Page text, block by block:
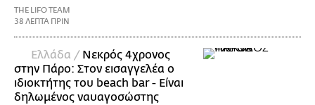
THE LIFO TEAM
38 ΛΕΠΤΑ ΠΡΙΝ
Ελλάδα / Νεκρός 4χρονος
στην Πάρο: Στον εισαγγελέα ο
ιδιοκτήτης του beach bar - Είναι
δηλωμένος ναυαγοσώστης